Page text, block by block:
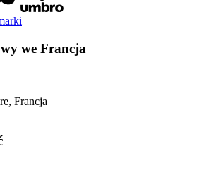
we Francja
Francja